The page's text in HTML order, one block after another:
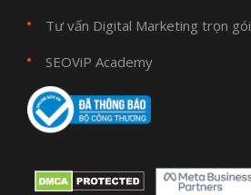
Tư vấn Digital Marketing trọn gói
SEOViP Academy